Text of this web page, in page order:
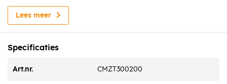
eerst een test uit, voordat u de Coverbond daadwerkelijk gaat
weekmakers, deze kunnen migreren en de obligatie van de
lijm verzachten. Bij twijfel, eerst testen.
Kenmerken
Lees meer
Specificaties
Art.nr. CMZT300200